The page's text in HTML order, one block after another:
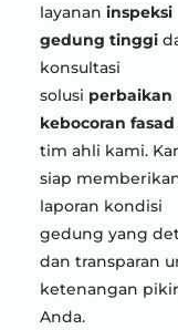
layanan inspeksi
gedung tinggi
konsultasi
solusi perbaikan
kebocoran fasad
tim ahli kami.
siap
laporan kondisi
gedung yang
dan transparan
ketenangan
Anda.